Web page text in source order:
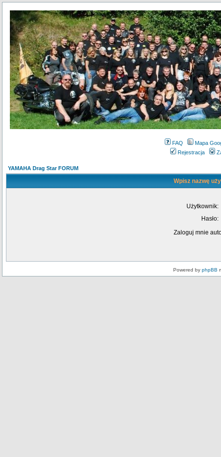
FAQ
Mapa
Rejestracja
YAMAHA Drag Star FORUM
Wpisz nazwę
Użytkownik:
Hasło:
Zaloguj mnie
Powered by phpBB